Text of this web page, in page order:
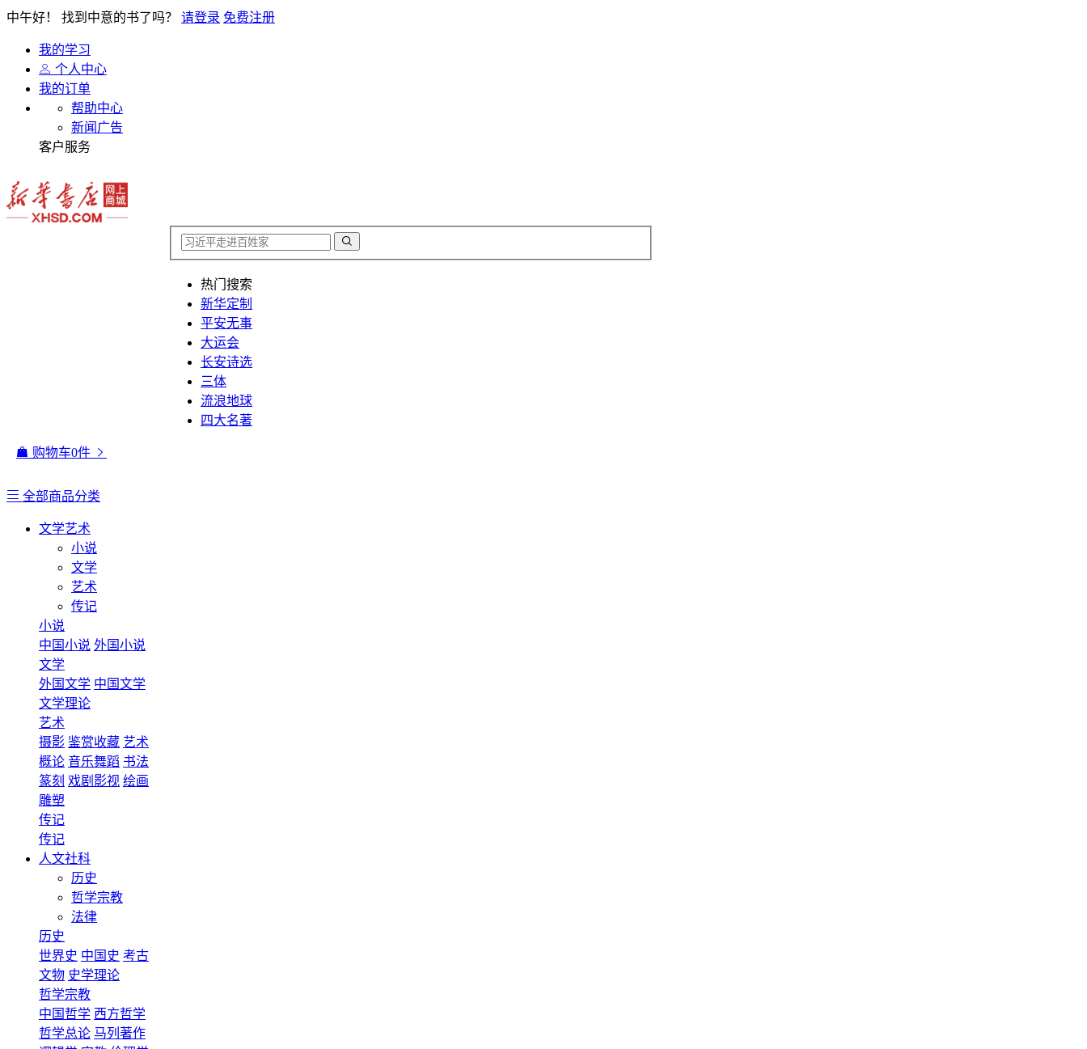
中午好！ 找到中意的书了吗？ 请登录 免费注册
我的学习
个人中心
我的订单
帮助中心
新闻广告
客户服务
热门搜索
新华定制
平安无事
大运会
长安诗选
三体
流浪地球
四大名著
购物车0件
全部商品分类
文学艺术
小说
文学
艺术
传记
小说
中国小说 外国小说
文学
外国文学 中国文学
文学理论
艺术
摄影 鉴赏收藏 艺术
概论 音乐舞蹈 书法
篆刻 戏剧影视 绘画
雕塑
传记
传记
人文社科
历史
哲学宗教
法律
历史
世界史 中国史 考古
文物 史学理论
哲学宗教
中国哲学 西方哲学
哲学总论 马列著作